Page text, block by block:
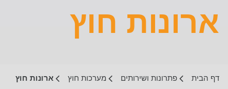
ארונות חוץ
דף הבית פתרונות ושירותים מערכות חוץ ארונות חוץ